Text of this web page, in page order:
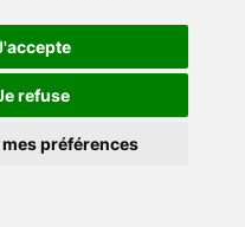
refuse
préférences